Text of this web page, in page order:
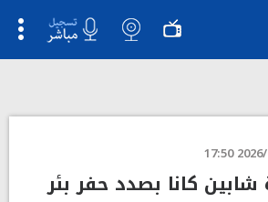
2026/
شابين كانا بصدد حفر بئر